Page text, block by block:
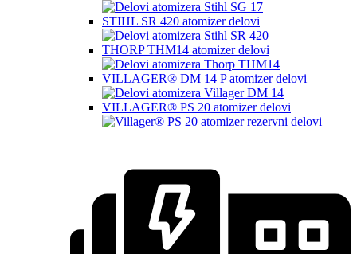
STIHL SR 420 atomizer delovi
THORP THM14 atomizer delovi
VILLAGER® DM 14 P atomizer delovi
VILLAGER® PS 20 atomizer delovi